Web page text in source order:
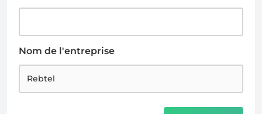
Nom de l'entreprise